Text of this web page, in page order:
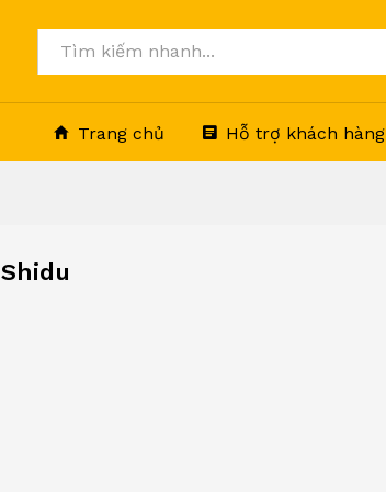
Tất cả
Trang chủ Hỗ trợ khách hàng
Shidu